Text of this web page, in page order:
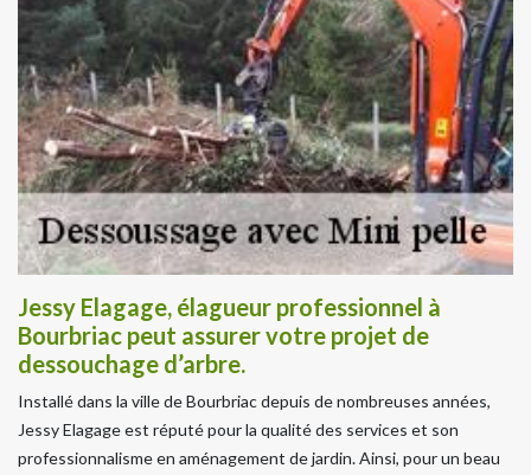
Jessy Elagage, élagueur professionnel à
Bourbriac peut assurer votre projet de
dessouchage d’arbre.
Installé dans la ville de Bourbriac depuis de nombreuses années,
Jessy Elagage est réputé pour la qualité des services et son
professionnalisme en aménagement de jardin. Ainsi, pour un beau